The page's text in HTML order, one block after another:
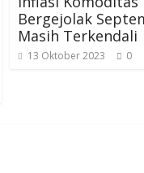
Bergejolak
Masih Terkendali
13 Oktober 2023 0